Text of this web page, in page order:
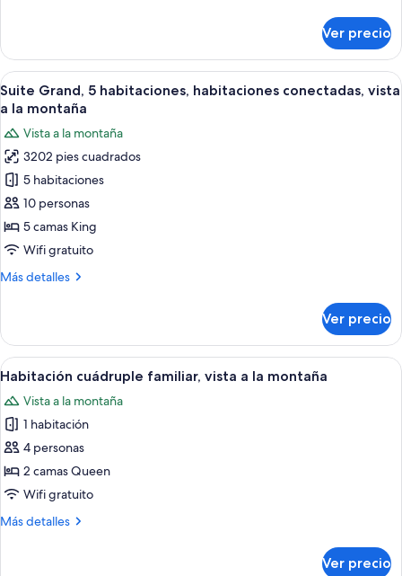
camas
triple
estándar,
varias
camas
Ver precio
Abrir
todas
fotos
de
Suite
Grand,
5
habitaciones,
conectadas,
la
montaña
Una habitación de hotel moderna
4
Suite Grand, 5 habitaciones, habitaciones conectadas, vista
a la montaña
Vista a la montaña
3202 pies cuadrados
5 habitaciones
10 personas
5 camas King
Wifi gratuito
Más detalles
Más
Grand,
habitaciones,
conectadas,
vista
la
montaña
Ver precio
Abrir
todas
las
fotos
de
Habitación
cuádruple
vista
Una habitación de hotel con dos
4
Habitación cuádruple familiar, vista a la montaña
Vista a la montaña
1 habitación
4 personas
2 camas Queen
Wifi gratuito
Más detalles
Más
Ver precio